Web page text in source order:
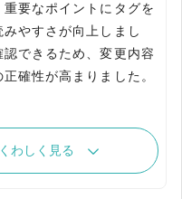
要なポイントにタグを
やすさが向上しまし
できるため、変更内容
確性が高まりました。
わしく見る